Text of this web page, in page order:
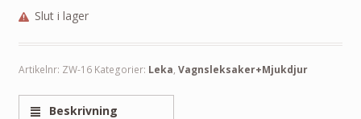
Slut i lager
Artikelnr: ZW-16 Kategorier: Leka, Vagnsleksaker+Mjukdjur
Beskrivning